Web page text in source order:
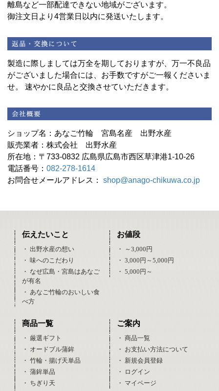
離島など一部配達できない地域がございます。
御注文日より4営業日以内に発送いたします。
製造に際しましては万全を期しておりますが、万一不良品
がございました場合には、お手数ですがご一報くださいま
せ。 速やかに良品と交換させていただきます。
ショップ名：あなご竹輪 宮島名産 出野水産
販売業者：株式会社 出野水産
所在地：〒733-0832 広島県広島市西区草津港1-10-26
電話番号： 082-278-1614
お問合せメールアドレス： shop@anago-chikuwa.co.jp
伝えたいこと
・ 出野水産の想い
・ 味へのこだわり
・ なぜ広島・宮島はあなご
が有名
・ あなご竹輪のおいしい食
べ方
お値段
・ ～3,000円
・ 3,000円～5,000円
・ 5,000円～
商品一覧
・ 厳選ギフト
・ オードブル蒲鉾
・ 竹輪・揚げ天単品
・ 蒲鉾単品
・ ちぎり天
ご案内
・ 商品一覧
・ お支払い方法について
・ 新規会員登録
・ ログイン
・ マイページ